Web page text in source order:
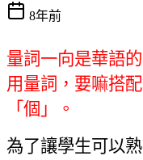
8年前
量詞一向是華語
用量詞 ， 要嘛搭
「個」
。
為了讓學生可以